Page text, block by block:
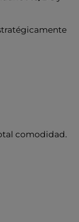
comodidad.